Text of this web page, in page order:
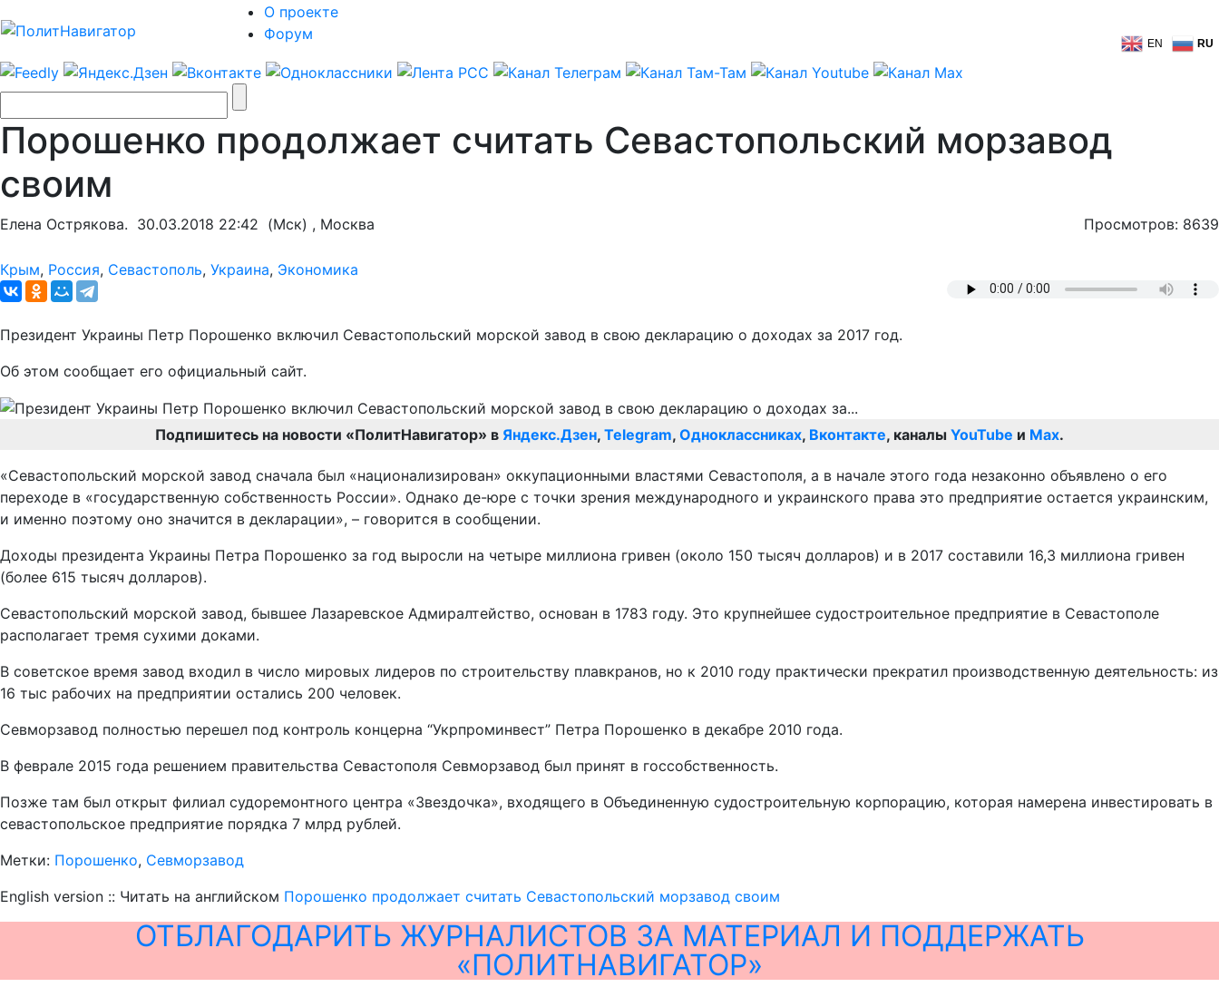
О проекте
Форум
EN RU
Порошенко продолжает считать Севастопольский морзавод
своим
Елена Острякова. 30.03.2018 22:42 (Мск) , Москва Просмотров: 8639
Крым, Россия, Севастополь, Украина, Экономика
Президент Украины Петр Порошенко включил Севастопольский морской завод в свою декларацию о доходах за 2017 год.
Об этом сообщает его официальный сайт.
Подпишитесь на новости «ПолитНавигатор» в Яндекс.Дзен, Telegram, Одноклассниках, Вконтакте, каналы YouTube и Max.
«Севастопольский морской завод сначала был «национализирован» оккупационными властями Севастополя, а в начале этого года незаконно объявлено о его
переходе в «государственную собственность России». Однако де-юре с точки зрения международного и украинского права это предприятие остается украинским,
и именно поэтому оно значится в декларации», – говорится в сообщении.
Доходы президента Украины Петра Порошенко за год выросли на четыре миллиона гривен (около 150 тысяч долларов) и в 2017 составили 16,3 миллиона гривен
(более 615 тысяч долларов).
Севастопольский морской завод, бывшее Лазаревское Адмиралтейство, основан в 1783 году. Это крупнейшее судостроительное предприятие в Севастополе
располагает тремя сухими доками.
В советское время завод входил в число мировых лидеров по строительству плавкранов, но к 2010 году практически прекратил производственную деятельность: из
16 тыс рабочих на предприятии остались 200 человек.
Севморзавод полностью перешел под контроль концерна “Укрпроминвест” Петра Порошенко в декабре 2010 года.
В феврале 2015 года решением правительства Севастополя Севморзавод был принят в госсобственность.
Позже там был открыт филиал судоремонтного центра «Звездочка», входящего в Объединенную судостроительную корпорацию, которая намерена инвестировать в
севастопольское предприятие порядка 7 млрд рублей.
Метки: Порошенко, Севморзавод
English version :: Читать на английском Порошенко продолжает считать Севастопольский морзавод своим
ОТБЛАГОДАРИТЬ ЖУРНАЛИСТОВ ЗА МАТЕРИАЛ И ПОДДЕРЖАТЬ
«ПОЛИТНАВИГАТОР»